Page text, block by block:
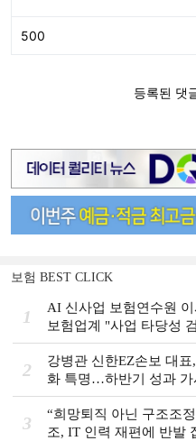
보험 BEST CLICK
1
AI 신사업 보험연수원
보험업계 "사업 타당성
원 AI사업 논란]
2
강병관 신한EZ손보 대
화 특명…하반기 성과 가
한금융, 부스트업 점검]
3
“희망퇴직 아닌 구조조
조, IT 인력 재편에 반발